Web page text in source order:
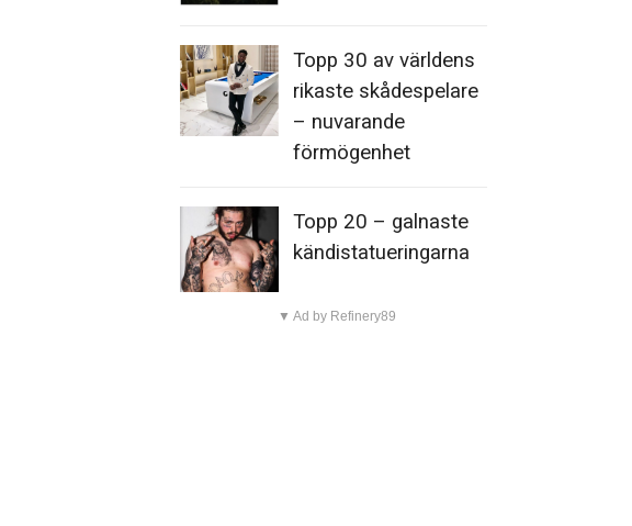
Topp 30 av världens
rikaste skådespelare
– nuvarande
förmögenhet
Topp 20 – galnaste
kändistatueringarna
▼ Ad by Refinery89